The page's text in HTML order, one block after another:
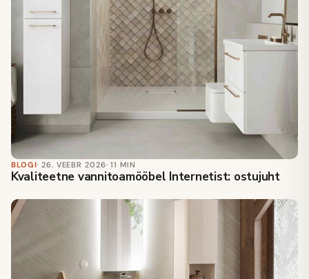
BLOGI· 26. VEEBR 2026· 11 MIN
Kvaliteetne vannitoamööbel Internetist: ostujuht